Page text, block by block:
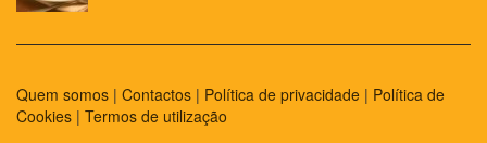
Quem somos | Contactos | Política de privacidade | Política de
Cookies | Termos de utilização